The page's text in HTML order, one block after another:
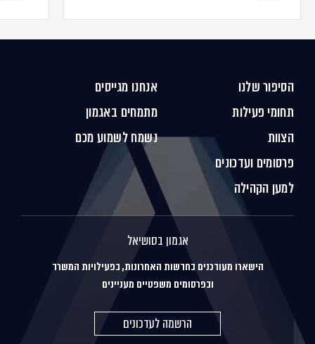
הסיפור שלנו
תחומי פעילות
הצוות
פרסומים ועדכונים
למען הקהילה
אנחנו מגייסים
מתמחים באגמון
נשמח לשמוע מכם
אגמון בסושיאל
הישארו מעודכנים בחדשות האחרונות, בפעילויות המשרד
ובפרסומים משפטיים מעניינים
הרשמה לעדכונים